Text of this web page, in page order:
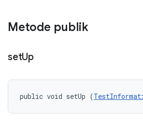
Metode publik
setUp
public void setUp (